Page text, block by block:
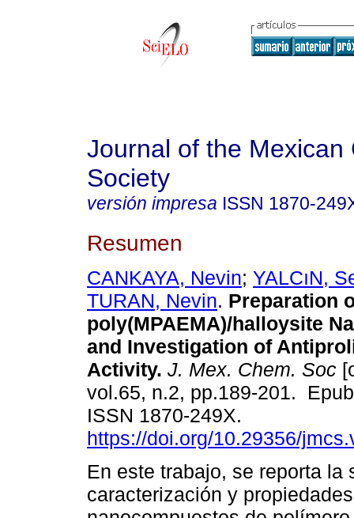
Journal of the Mexican
Society
versión impresa ISSN 1870-
Resumen
CANKAYA, Nevin; YALCıN,
TURAN, Nevin. Preparation
poly(MPAEMA)/halloysite
and Investigation of
Activity. J. Mex. Chem. Soc
vol.65, n.2, pp.189-201.
ISSN 1870-249X.
https://doi.org/10.29356/
En este trabajo, se reporta la
caracterización y